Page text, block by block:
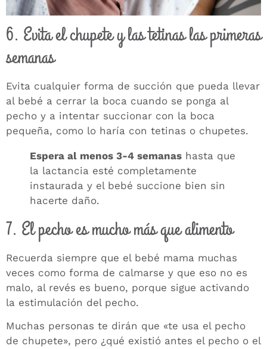
6. Evita el chupete y las tetinas las primeras
semanas
Evita cualquier forma de succión que pueda llevar
al bebé a cerrar la boca cuando se ponga al
pecho y a intentar succionar con la boca
pequeña, como lo haría con tetinas o chupetes.
Espera al menos 3-4 semanas hasta que
la lactancia esté completamente
instaurada y el bebé succione bien sin
hacerte daño.
7. El pecho es mucho más que alimento
Recuerda siempre que el bebé mama muchas
veces como forma de calmarse y que eso no es
malo, al revés es bueno, porque sigue activando
la estimulación del pecho.
Muchas personas te dirán que «te usa el pecho
de chupete», pero ¿qué existió antes el pecho o el